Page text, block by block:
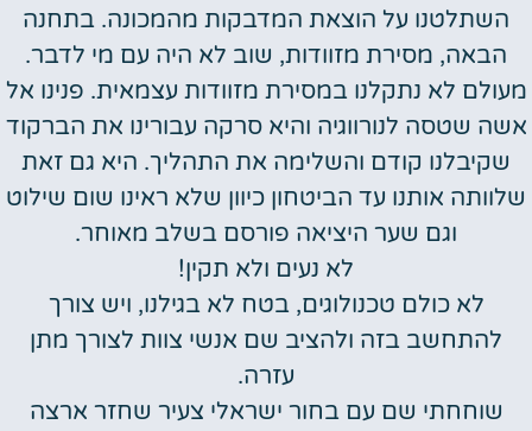
השתלטנו על הוצאת המדבקות מהמכונה. בתחנה
הבאה, מסירת מזוודות, שוב לא היה עם מי לדבר.
מעולם לא נתקלנו במסירת מזוודות עצמאית. פנינו אל
אשה שטסה לנורווגיה והיא סרקה עבורינו את הברקוד
שקיבלנו קודם והשלימה את התהליך. היא גם זאת
שלוותה אותנו עד הביטחון כיוון שלא ראינו שום שילוט
וגם שער היציאה פורסם בשלב מאוחר.
לא נעים ולא תקין!
לא כולם טכנולוגים, בטח לא בגילנו, ויש צורך
להתחשב בזה ולהציב שם אנשי צוות לצורך מתן
עזרה.
שוחחתי שם עם בחור ישראלי צעיר שחזר ארצה